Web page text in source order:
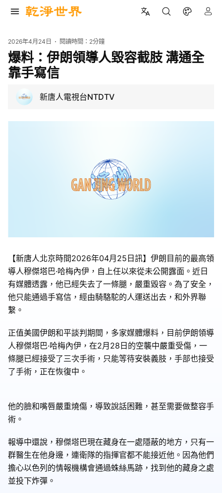
2026年4月24日 閱讀時間： 2分鐘
爆料：伊朗領導人毀容截肢 溝通全
靠手寫信
新唐人電視台NTDTV
【新唐人北京時間2026年04月25日訊】伊朗目前的最高領
導人穆傑塔巴·哈梅內伊，自上任以來從未公開露面。近日
有媒體透露，他已經失去了一條腿，嚴重毀容。為了安全，
他只能通過手寫信，經由騎駱駝的人運送出去，和外界聯
繫。
正值美國伊朗和平談判期間，多家媒體爆料，目前伊朗領導
人穆傑塔巴·哈梅內伊，在2月28日的空襲中嚴重受傷，一
條腿已經接受了三次手術，只能等待安裝義肢，手部也接受
了手術，正在恢復中。
他的臉和嘴唇嚴重燒傷，導致說話困難，甚至需要做整容手
術。
報導中還說，穆傑塔巴現在藏身在一處隱蔽的地方，只有一
群醫生在他身邊，連衛隊的指揮官都不能接近他。因為他們
擔心以色列的情報機構會通過蛛絲馬跡，找到他的藏身之處
並投下炸彈。